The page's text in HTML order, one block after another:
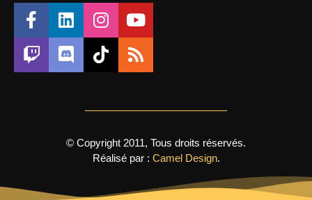
© Copyright 2011, Tous droits réservés.
Réalisé par : Camel Design.